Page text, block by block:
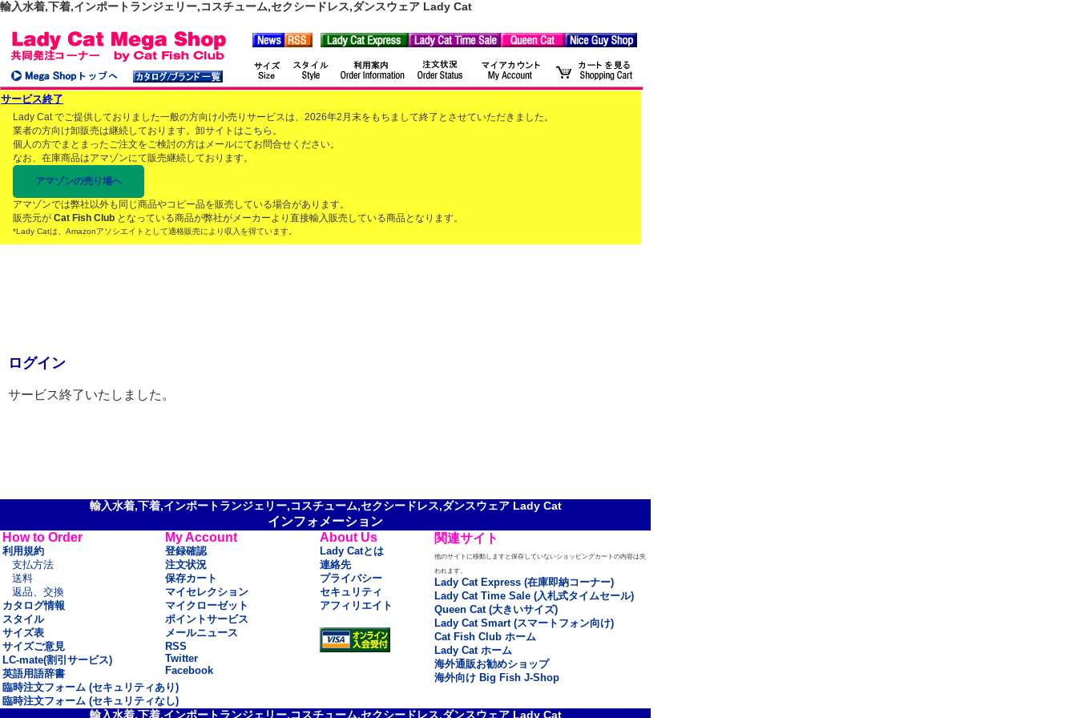
輸入水着,下着,インポートランジェリー,コスチューム,セクシードレス,ダンスウェア Lady Cat
サービス終了
Lady Cat でご提供しておりました一般の方向け小売りサービスは、2026年2月末をもちまして終了とさせていただきました。
業者の方向け卸販売は継続しております。卸サイトはこちら 。
個人の方でまとまったご注文をご検討の方はメールにてお問合せください。
なお、在庫商品はアマゾンにて販売継続しております。
アマゾンの売り場へ
アマゾンでは弊社以外も同じ商品やコピー品を販売している場合があります。
販売元が Cat Fish Club となっている商品が弊社がメーカーより直接輸入販売している商品となります。
*Lady Catは、Amazonアソシエイトとして適格販売により収入を得ています。
ログイン
サービス終了いたしました。
輸入水着,下着,インポートランジェリー,コスチューム,セクシードレス,ダンスウェア Lady Cat
インフォメーション
How to Order
利用規約
支払方法
送料
返品、交換
カタログ情報
スタイル
サイズ表
サイズご意見
LC-mate(割引サービス)
英語用語辞書
My Account
登録確認
注文状況
保存カート
マイセレクション
マイクローゼット
ポイントサービス
メールニュース
RSS
Twitter
Facebook
About Us
Lady Catとは
連絡先
プライバシー
セキュリティ
アフィリエイト
関連サイト
他のサイトに移動しますと保存していないショッピングカートの内容は失
われます。
Lady Cat Express (在庫即納コーナー)
Lady Cat Time Sale (入札式タイムセール)
Queen Cat (大きいサイズ)
Lady Cat Smart (スマートフォン向け)
Cat Fish Club ホーム
Lady Cat ホーム
海外通販お勧めショップ
海外向け Big Fish J-Shop
臨時注文フォーム (セキュリティあり)
臨時注文フォーム (セキュリティなし)
輸入水着,下着,インポートランジェリー,コスチューム,セクシードレス,ダンスウェア Lady Cat